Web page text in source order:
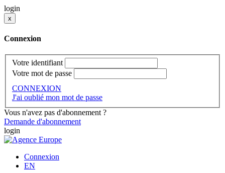
login
x
Connexion
Votre identifiant
Votre mot de passe
CONNEXION
J'ai oublié mon mot de passe
Vous n'avez pas d'abonnement ?
Demande d'abonnement
login
Connexion
EN